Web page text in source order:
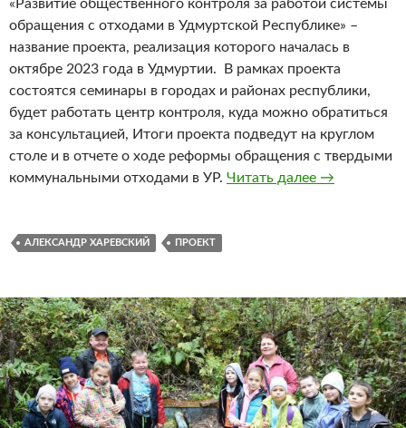
«Развитие общественного контроля за работой системы
обращения с отходами в Удмуртской Республике» –
название проекта, реализация которого началась в
октябре 2023 года в Удмуртии. В рамках проекта
состоятся семинары в городах и районах республики,
будет работать центр контроля, куда можно обратиться
за консультацией, Итоги проекта подведут на круглом
столе и в отчете о ходе реформы обращения с твердыми
коммунальными отходами в УР. Читать далее →
АЛЕКСАНДР ХАРЕВСКИЙ ПРОЕКТ